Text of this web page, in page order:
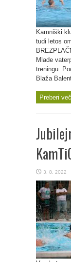
Kamniški
tudi letos
Mlade
treningu.
Blaža
Preberi
3. 8. 2022